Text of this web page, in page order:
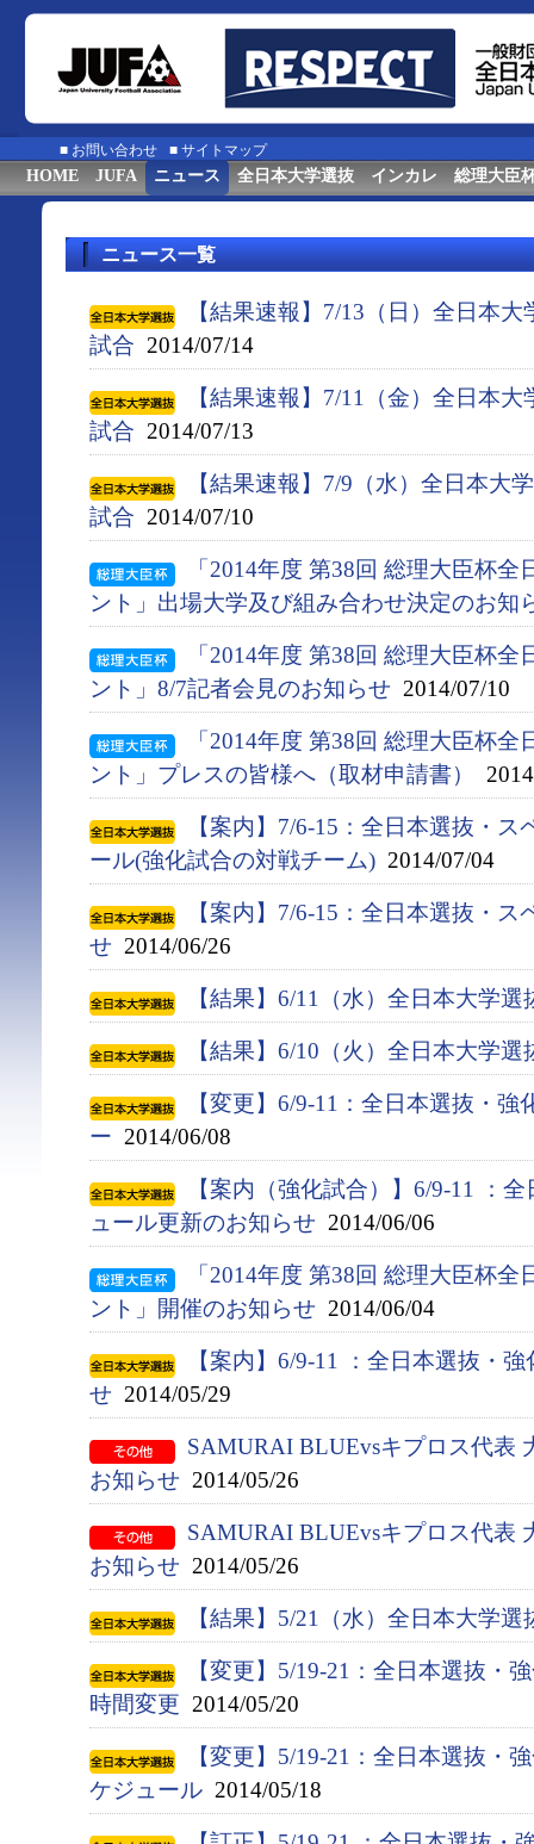
■ お問い合わせ ■ サイトマップ
HOME JUFA ニュース 全日本大学選抜 インカレ 総理大臣
ニュース一覧
【結果速報】7/13（日）全日本
試合 2014/07/14
【結果速報】7/11（金）全日本
試合 2014/07/13
【結果速報】7/9（水）全日本大
試合 2014/07/10
「2014年度 第38回 総理大臣杯
ント」出場大学及び組み合わせ決定のお知
「2014年度 第38回 総理大臣杯
ント」8/7記者会見のお知らせ 2014/07/10
「2014年度 第38回 総理大臣杯
ント」プレスの皆様へ（取材申請書）
【案内】7/6-15：全日本選抜・
ール(強化試合の対戦チーム) 2014/07/04
【案内】7/6-15：全日本選抜・
せ 2014/06/26
【結果】6/11（水）全日本大学
【結果】6/10（火）全日本大学
【変更】6/9-11：全日本選抜・強
ー 2014/06/08
【案内（強化試合）】6/9-11 ：
ュール更新のお知らせ 2014/06/06
「2014年度 第38回 総理大臣杯
ント」開催のお知らせ 2014/06/04
【案内】6/9-11 ：全日本選抜・
せ 2014/05/29
SAMURAI BLUEvsキプロス代表
お知らせ 2014/05/26
SAMURAI BLUEvsキプロス代表
お知らせ 2014/05/26
【結果】5/21（水）全日本大学
【変更】5/19-21：全日本選抜・
時間変更 2014/05/20
【変更】5/19-21：全日本選抜・
ケジュール 2014/05/18